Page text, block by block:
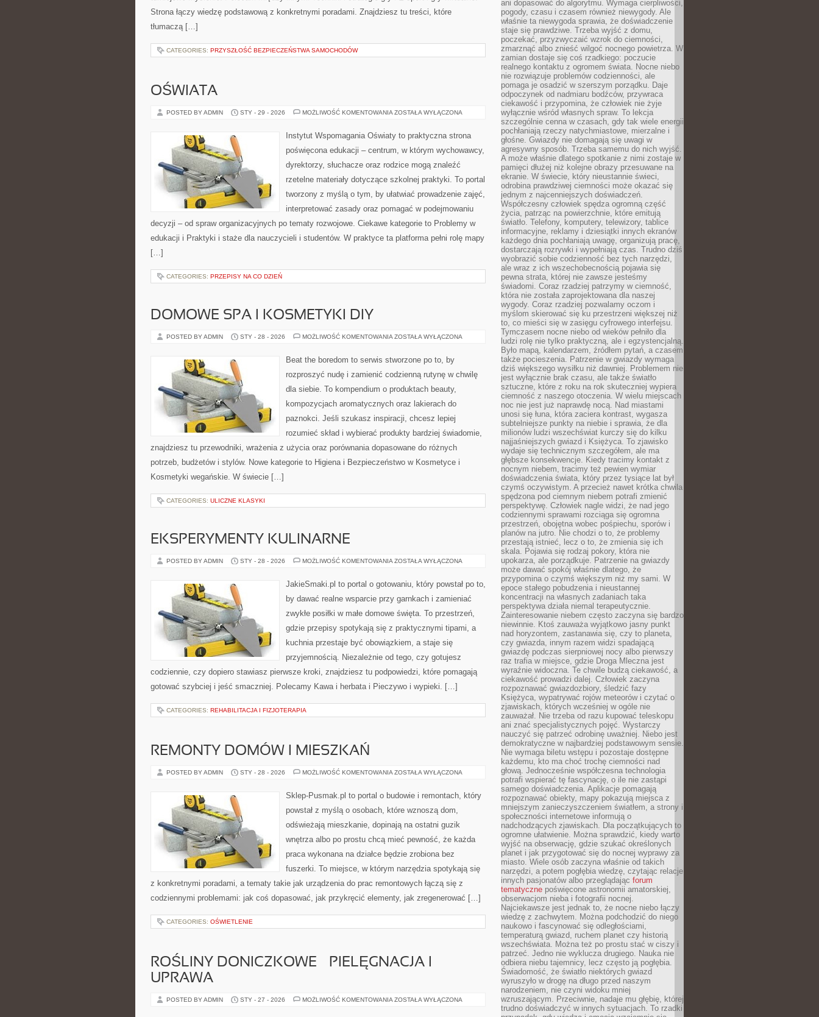
Strona łączy wiedzę podstawową z konkretnymi poradami. Znajdziesz tu treści, które
tłumaczą […]
CATEGORIES: PRZYSZŁOŚĆ BEZPIECZEŃSTWA SAMOCHODÓW
OŚWIATA
POSTED BY ADMIN STY - 29 - 2026 MOŻLIWOŚĆ KOMENTOWANIA OŚWIATA
ZOSTAŁA WYŁĄCZONA
Instytut Wspomagania Oświaty to praktyczna strona
poświęcona edukacji – centrum, w którym wychowawcy,
dyrektorzy, słuchacze oraz rodzice mogą znaleźć
rzetelne materiały dotyczące szkolnej praktyki. To portal
tworzony z myślą o tym, by ułatwiać prowadzenie zajęć,
interpretować zasady oraz pomagać w podejmowaniu
decyzji – od spraw organizacyjnych po tematy rozwojowe. Ciekawe kategorie to Problemy w
edukacji i Praktyki i staże dla nauczycieli i studentów. W praktyce ta platforma pełni rolę mapy
[…]
CATEGORIES: PRZEPISY NA CO DZIEŃ
DOMOWE SPA I KOSMETYKI DIY
POSTED BY ADMIN STY - 28 - 2026 MOŻLIWOŚĆ KOMENTOWANIA DOMOWE
DIY
ZOSTAŁA WYŁĄCZONA
Beat the boredom to serwis stworzone po to, by
rozproszyć nudę i zamienić codzienną rutynę w chwilę
dla siebie. To kompendium o produktach beauty,
kompozycjach aromatycznych oraz lakierach do
paznokci. Jeśli szukasz inspiracji, chcesz lepiej
rozumieć skład i wybierać produkty bardziej świadomie,
znajdziesz tu przewodniki, wrażenia z użycia oraz porównania dopasowane do różnych
potrzeb, budżetów i stylów. Nowe kategorie to Higiena i Bezpieczeństwo w Kosmetyce i
Kosmetyki wegańskie. W świecie […]
CATEGORIES: ULICZNE KLASYKI
EKSPERYMENTY KULINARNE
POSTED BY ADMIN STY - 28 - 2026 MOŻLIWOŚĆ KOMENTOWANIA EKSPERYMENTY
ZOSTAŁA WYŁĄCZONA
JakieSmaki.pl to portal o gotowaniu, który powstał po to,
by dawać realne wsparcie przy garnkach i zamieniać
zwykłe posiłki w małe domowe święta. To przestrzeń,
gdzie przepisy spotykają się z praktycznymi tipami, a
kuchnia przestaje być obowiązkiem, a staje się
przyjemnością. Niezależnie od tego, czy gotujesz
codziennie, czy dopiero stawiasz pierwsze kroki, znajdziesz tu podpowiedzi, które pomagają
gotować szybciej i jeść smaczniej. Polecamy Kawa i herbata i Pieczywo i wypieki. […]
CATEGORIES: REHABILITACJA I FIZJOTERAPIA
REMONTY DOMÓW I MIESZKAŃ
POSTED BY ADMIN STY - 28 - 2026 MOŻLIWOŚĆ KOMENTOWANIA REMONTY
MIESZKAŃ
ZOSTAŁA WYŁĄCZONA
Sklep-Pusmak.pl to portal o budowie i remontach, który
powstał z myślą o osobach, które wznoszą dom,
odświeżają mieszkanie, dopinają na ostatni guzik
wnętrza albo po prostu chcą mieć pewność, że każda
praca wykonana na działce będzie zrobiona bez
fuszerki. To miejsce, w którym narzędzia spotykają się
z konkretnymi poradami, a tematy takie jak urządzenia do prac remontowych łączą się z
codziennymi problemami: jak coś dopasować, jak przykręcić elementy, jak zregenerować […]
CATEGORIES: OŚWIETLENIE
ROŚLINY DONICZKOWE – PIELĘGNACJA I
UPRAWA
POSTED BY ADMIN STY - 27 - 2026 MOŻLIWOŚĆ KOMENTOWANIA ROŚLINY
ZOSTAŁA WYŁĄCZONA
ani dopasować do algorytmu. Wymaga cierpliwości,
pogody, czasu i czasem również niewygody. Ale
właśnie ta niewygoda sprawia, że doświadczenie
staje się prawdziwe. Trzeba wyjść z domu,
poczekać, przyzwyczaić wzrok do ciemności,
zmarznąć albo znieść wilgoć nocnego powietrza. W
zamian dostaje się coś rzadkiego: poczucie
realnego kontaktu z ogromem świata. Nocne niebo
nie rozwiązuje problemów codzienności, ale
pomaga je osadzić w szerszym porządku. Daje
odpoczynek od nadmiaru bodźców, przywraca
ciekawość i przypomina, że człowiek nie żyje
wyłącznie wśród własnych spraw. To lekcja
szczególnie cenna w czasach, gdy tak wiele energii
pochłaniają rzeczy natychmiastowe, mierzalne i
głośne. Gwiazdy nie domagają się uwagi w
agresywny sposób. Trzeba samemu do nich wyjść.
A może właśnie dlatego spotkanie z nimi zostaje w
pamięci dłużej niż kolejne obrazy przesuwane na
ekranie. W świecie, który nieustannie świeci,
odrobina prawdziwej ciemności może okazać się
jednym z najcenniejszych doświadczeń.
Współczesny człowiek spędza ogromną część
życia, patrząc na powierzchnie, które emitują
światło. Telefony, komputery, telewizory, tablice
informacyjne, reklamy i dziesiątki innych ekranów
każdego dnia pochłaniają uwagę, organizują pracę,
dostarczają rozrywki i wypełniają czas. Trudno dziś
wyobrazić sobie codzienność bez tych narzędzi,
ale wraz z ich wszechobecnością pojawia się
pewna strata, której nie zawsze jesteśmy
świadomi. Coraz rzadziej patrzymy w ciemność,
która nie została zaprojektowana dla naszej
wygody. Coraz rzadziej pozwalamy oczom i
myślom skierować się ku przestrzeni większej niż
to, co mieści się w zasięgu cyfrowego interfejsu.
Tymczasem nocne niebo od wieków pełniło dla
ludzi rolę nie tylko praktyczną, ale i egzystencjalną.
Było mapą, kalendarzem, źródłem pytań, a czasem
także pocieszenia. Patrzenie w gwiazdy wymaga
dziś większego wysiłku niż dawniej. Problemem nie
jest wyłącznie brak czasu, ale także światło
sztuczne, które z roku na rok skuteczniej wypiera
ciemność z naszego otoczenia. W wielu miejscach
noc nie jest już naprawdę nocą. Nad miastami
unosi się łuna, która zaciera kontrast, wygasza
subtelniejsze punkty na niebie i sprawia, że dla
milionów ludzi wszechświat kurczy się do kilku
najjaśniejszych gwiazd i Księżyca. To zjawisko
wydaje się technicznym szczegółem, ale ma
głębsze konsekwencje. Kiedy tracimy kontakt z
nocnym niebem, tracimy też pewien wymiar
doświadczenia świata, który przez tysiące lat był
czymś oczywistym. A przecież nawet krótka chwila
spędzona pod ciemnym niebem potrafi zmienić
perspektywę. Człowiek nagle widzi, że nad jego
codziennymi sprawami rozciąga się ogromna
przestrzeń, obojętna wobec pośpiechu, sporów i
planów na jutro. Nie chodzi o to, że problemy
przestają istnieć, lecz o to, że zmienia się ich
skala. Pojawia się rodzaj pokory, która nie
upokarza, ale porządkuje. Patrzenie na gwiazdy
może dawać spokój właśnie dlatego, że
przypomina o czymś większym niż my sami. W
epoce stałego pobudzenia i nieustannej
koncentracji na własnych zadaniach taka
perspektywa działa niemal terapeutycznie.
Zainteresowanie niebem często zaczyna się bardzo
niewinnie. Ktoś zauważa wyjątkowo jasny punkt
nad horyzontem, zastanawia się, czy to planeta,
czy gwiazda, innym razem widzi spadającą
gwiazdę podczas sierpniowej nocy albo pierwszy
raz trafia w miejsce, gdzie Droga Mleczna jest
wyraźnie widoczna. Te chwile budzą ciekawość, a
ciekawość prowadzi dalej. Człowiek zaczyna
rozpoznawać gwiazdozbiory, śledzić fazy
Księżyca, wypatrywać rojów meteorów i czytać o
zjawiskach, których wcześniej w ogóle nie
zauważał. Nie trzeba od razu kupować teleskopu
ani znać specjalistycznych pojęć. Wystarczy
nauczyć się patrzeć odrobinę uważniej. Niebo jest
demokratyczne w najbardziej podstawowym sensie.
Nie wymaga biletu wstępu i pozostaje dostępne
każdemu, kto ma choć trochę ciemności nad
głową. Jednocześnie współczesna technologia
potrafi wspierać tę fascynację, o ile nie zastąpi
samego doświadczenia. Aplikacje pomagają
rozpoznawać obiekty, mapy pokazują miejsca z
mniejszym zanieczyszczeniem światłem, a strony i
społeczności internetowe informują o
nadchodzących zjawiskach. Dla początkujących to
ogromne ułatwienie. Można sprawdzić, kiedy warto
wyjść na obserwację, gdzie szukać określonych
planet i jak przygotować się do nocnej wyprawy za
miasto. Wiele osób zaczyna właśnie od takich
narzędzi, a potem pogłębia wiedzę, czytając relacje
innych pasjonatów albo przeglądając forum
tematyczne poświęcone astronomii amatorskiej,
obserwacjom nieba i fotografii nocnej.
Najciekawsze jest jednak to, że nocne niebo łączy
wiedzę z zachwytem. Można podchodzić do niego
naukowo i fascynować się odległościami,
temperaturą gwiazd, ruchem planet czy historią
wszechświata. Można też po prostu stać w ciszy i
patrzeć. Jedno nie wyklucza drugiego. Nauka nie
odbiera niebu tajemnicy, lecz często ją pogłębia.
Świadomość, że światło niektórych gwiazd
wyruszyło w drogę na długo przed naszym
narodzeniem, nie czyni widoku mniej
wzruszającym. Przeciwnie, nadaje mu głębię, której
trudno doświadczyć w innych sytuacjach. To rzadki